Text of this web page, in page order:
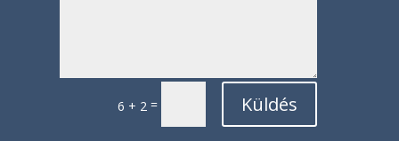
6 + 2 = Küldés